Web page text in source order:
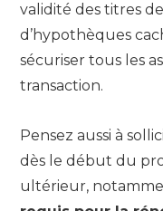
validité des titres
d’hypothèques
sécuriser tous les
transaction.
Pensez aussi à
dès le début du
ultérieur,